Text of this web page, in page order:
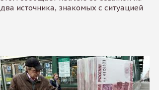
два источника, знакомых с ситуацией